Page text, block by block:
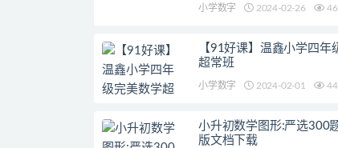
小学数字 2024-02-26 46
【91好课】温鑫小学四年
超常班
小学数字 2024-02-01 44
小升初数学图形:严选300
版文档下载